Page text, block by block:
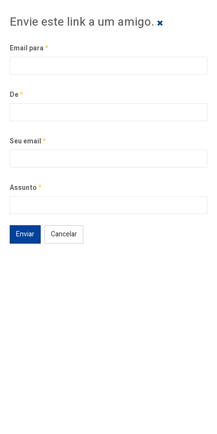
Envie este link a um amigo.
Email para*
De*
Seu email*
Assunto*
Enviar Cancelar